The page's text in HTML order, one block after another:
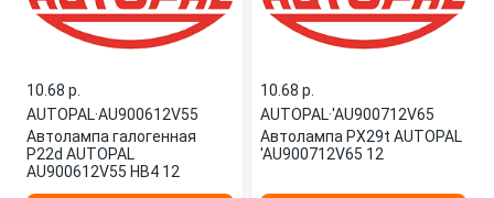
10.68 p.
AUTOPAL·AU900612V55
Автолампа галогенная
P22d AUTOPAL
AU900612V55 HB4 12
10.68 p.
AUTOPAL·'AU900712V65
Автолампа PX29t AUTOPAL
'AU900712V65 12